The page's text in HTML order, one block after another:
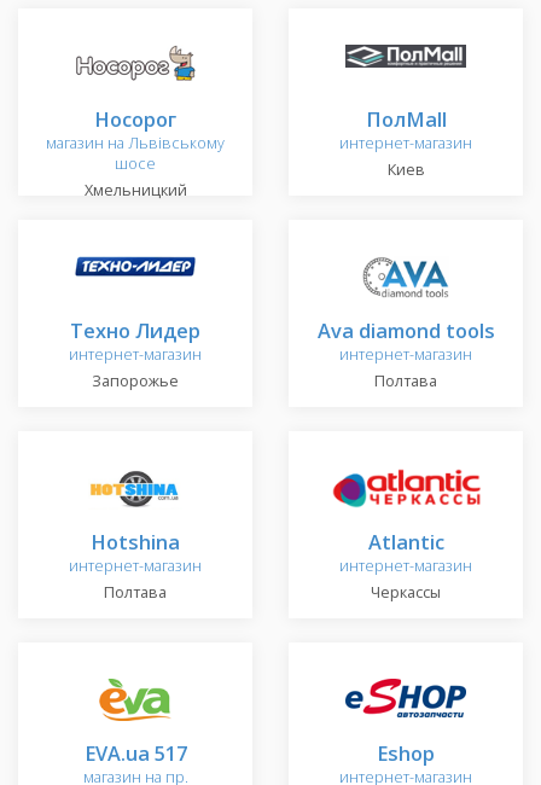
Носорог
магазин на Львівському
шосе
Хмельницкий
ПолMall
интернет-магазин
Киев
Техно Лидер
интернет-магазин
Запорожье
Ava diamond tools
интернет-магазин
Полтава
Hotshina
интернет-магазин
Полтава
Atlantic
интернет-магазин
Черкассы
EVA.ua 517
магазин на пр.
Eshop
интернет-магазин